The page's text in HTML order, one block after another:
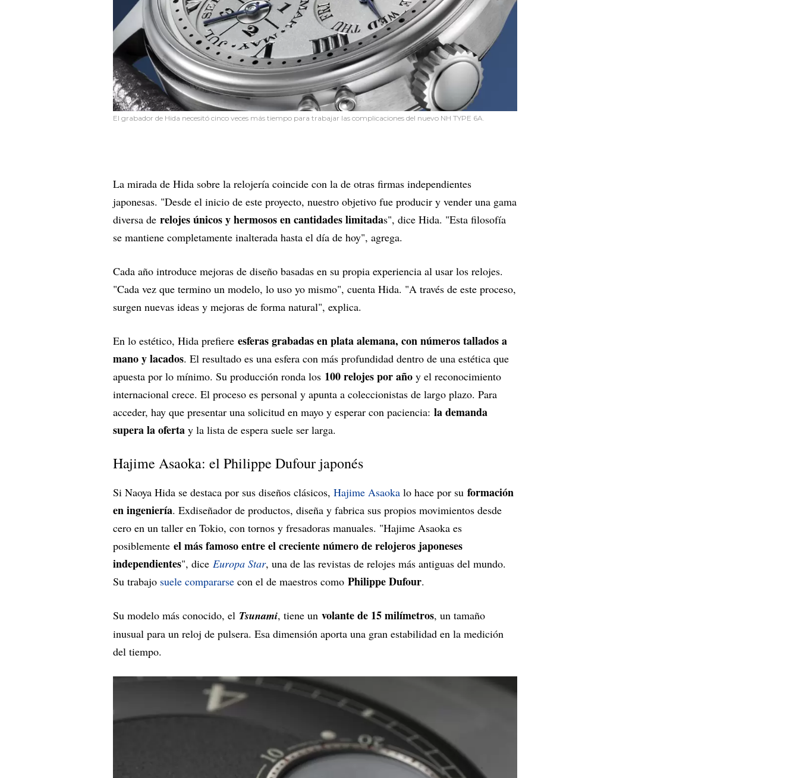
El grabador de Hida necesitó cinco veces más tiempo para trabajar las complicaciones del nuevo NH TYPE 6A.
La mirada de Hida sobre la relojería coincide con la de otras firmas independientes
japonesas. "Desde el inicio de este proyecto, nuestro objetivo fue producir y vender una gama
diversa de relojes únicos y hermosos en cantidades limitadas", dice Hida. "Esta filosofía
se mantiene completamente inalterada hasta el día de hoy", agrega.
Cada año introduce mejoras de diseño basadas en su propia experiencia al usar los relojes.
"Cada vez que termino un modelo, lo uso yo mismo", cuenta Hida. "A través de este proceso,
surgen nuevas ideas y mejoras de forma natural", explica.
En lo estético, Hida prefiere esferas grabadas en plata alemana, con números tallados a
mano y lacados. El resultado es una esfera con más profundidad dentro de una estética que
apuesta por lo mínimo. Su producción ronda los 100 relojes por año y el reconocimiento
internacional crece. El proceso es personal y apunta a coleccionistas de largo plazo. Para
acceder, hay que presentar una solicitud en mayo y esperar con paciencia: la demanda
supera la oferta y la lista de espera suele ser larga.
Hajime Asaoka: el Philippe Dufour japonés
Si Naoya Hida se destaca por sus diseños clásicos, Hajime Asaoka lo hace por su formación
en ingeniería. Exdiseñador de productos, diseña y fabrica sus propios movimientos desde
cero en un taller en Tokio, con tornos y fresadoras manuales. "Hajime Asaoka es
posiblemente el más famoso entre el creciente número de relojeros japoneses
independientes", dice Europa Star, una de las revistas de relojes más antiguas del mundo.
Su trabajo suele compararse con el de maestros como Philippe Dufour.
Su modelo más conocido, el Tsunami, tiene un volante de 15 milímetros, un tamaño
inusual para un reloj de pulsera. Esa dimensión aporta una gran estabilidad en la medición
del tiempo.